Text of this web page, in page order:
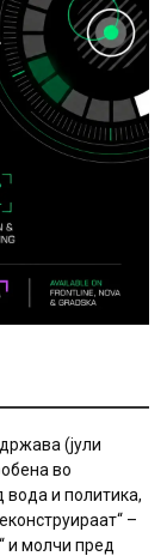
(јули
во
вода и политика,
–
и молчи пред